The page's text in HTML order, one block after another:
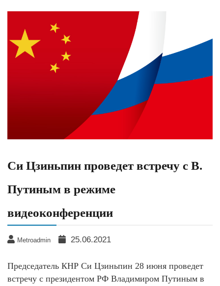
Си Цзиньпин проведет встречу с В.
Путиным в режиме
видеоконференции
Metroadmin 25.06.2021
Председатель КНР Си Цзиньпин 28 июня проведет
встречу с президентом РФ Владимиром Путиным в